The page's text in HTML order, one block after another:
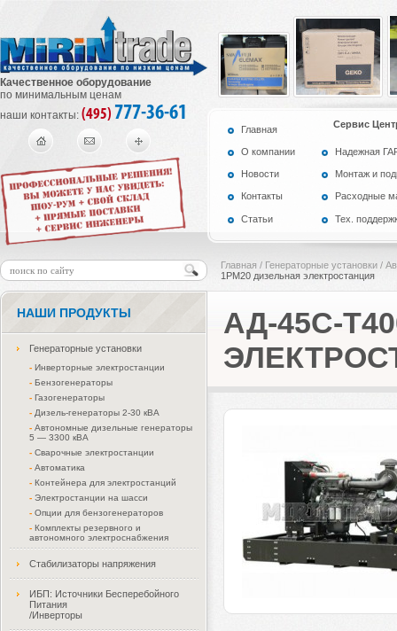
Качественное оборудование
по минимальным ценам
наши контакты: (495) 777-36-61
Главная
О компании
Новости
Контакты
Статьи
Сервис
Надежная
Монтаж и
Расходные
Тех.
Главная / Генераторные установки /
1РМ20 дизельная электростанция
НАШИ ПРОДУКТЫ
Генераторные установки
- Инверторные электростанции
- Бензогенераторы
- Газогенераторы
- Дизель-генераторы 2-30 кВА
- Автономные дизельные генераторы
5 — 3300 кВА
- Сварочные электростанции
- Автоматика
- Контейнера для электростанций
- Электростанции на шасси
- Опции для бензогенераторов
- Комплекты резервного и
автономного электроснабжения
Стабилизаторы напряжения
ИБП: Источники Бесперебойного
Питания
/Инверторы
АД-45С-